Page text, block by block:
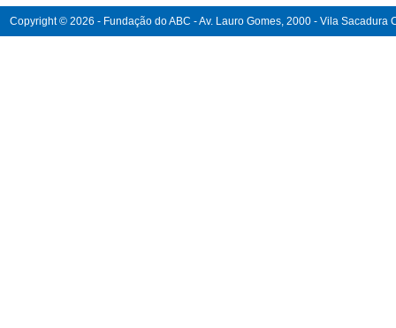
Copyright © 2026 - Fundação do ABC - Av. Lauro Gomes, 2000 - Vila